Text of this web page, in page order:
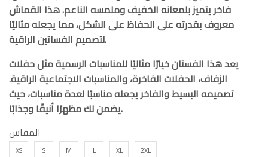
فاخر يتميز بلمعانه الخفيف وملمسه الناعم. هذا القماش
معروف بقدرته على الحفاظ على الشكل، مما يجعله مثاليًا
لتصميم الفساتين الراقية.
يعد هذا الفستان خيارًا مثاليًا للمناسبات الرسمية مثل حفلات
الزفاف، الحفلات الفاخرة، والمناسبات الاجتماعية الراقية.
تصميمه البسيط والفاخر يجعله مناسبًا لعدة مناسبات، حيث
يضمن لك مظهرًا أنيقًا وجذابًا.
المقاس
XS S M L XL 2XL